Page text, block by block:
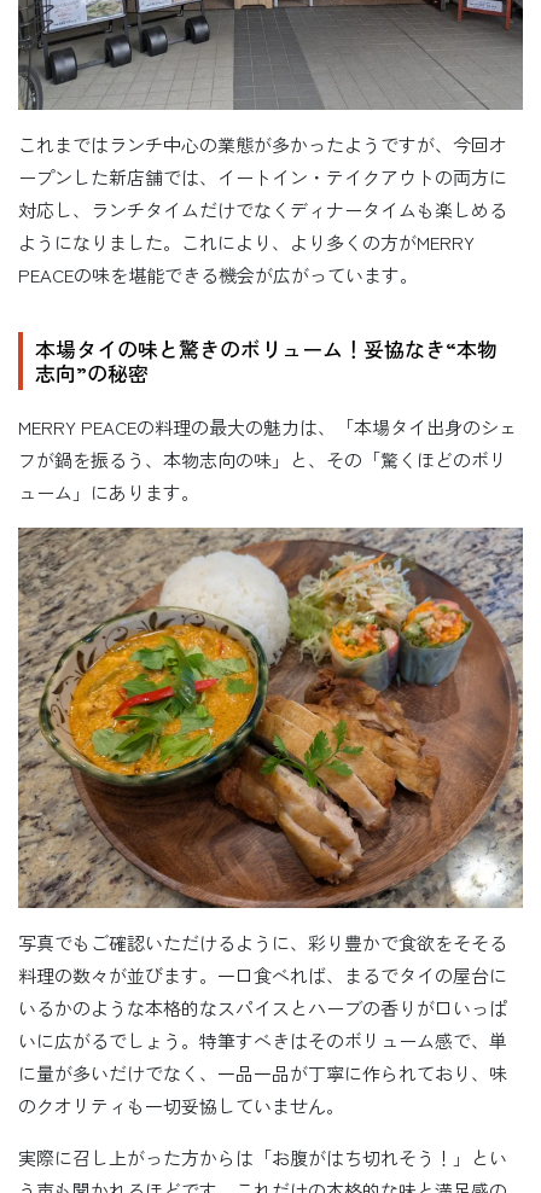
これまではランチ中心の業態が多かったようですが、今回オ
ープンした新店舗では、イートイン・テイクアウトの両方に
対応し、ランチタイムだけでなくディナータイムも楽しめる
ようになりました。これにより、より多くの方がMERRY
PEACEの味を堪能できる機会が広がっています。
本場タイの味と驚きのボリューム！妥協なき“本物
志向”の秘密
MERRY PEACEの料理の最大の魅力は、「本場タイ出身のシェ
フが鍋を振るう、本物志向の味」と、その「驚くほどのボリ
ューム」にあります。
写真でもご確認いただけるように、彩り豊かで食欲をそそる
料理の数々が並びます。一口食べれば、まるでタイの屋台に
いるかのような本格的なスパイスとハーブの香りが口いっぱ
いに広がるでしょう。特筆すべきはそのボリューム感で、単
に量が多いだけでなく、一品一品が丁寧に作られており、味
のクオリティも一切妥協していません。
実際に召し上がった方からは「お腹がはち切れそう！」とい